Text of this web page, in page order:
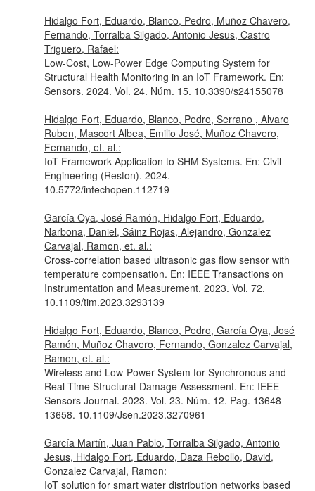
Hidalgo Fort, Eduardo, Blanco, Pedro, Muñoz Chavero,
Fernando, Torralba Silgado, Antonio Jesus, Castro
Triguero, Rafael:
Low-Cost, Low-Power Edge Computing System for
Structural Health Monitoring in an IoT Framework. En:
Sensors. 2024. Vol. 24. Núm. 15. 10.3390/s24155078
Hidalgo Fort, Eduardo, Blanco, Pedro, Serrano , Alvaro
Ruben, Mascort Albea, Emilio José, Muñoz Chavero,
Fernando, et. al.:
IoT Framework Application to SHM Systems. En: Civil
Engineering (Reston). 2024.
10.5772/intechopen.112719
García Oya, José Ramón, Hidalgo Fort, Eduardo,
Narbona, Daniel, Sáinz Rojas, Alejandro, Gonzalez
Carvajal, Ramon, et. al.:
Cross-correlation based ultrasonic gas flow sensor with
temperature compensation. En: IEEE Transactions on
Instrumentation and Measurement. 2023. Vol. 72.
10.1109/tim.2023.3293139
Hidalgo Fort, Eduardo, Blanco, Pedro, García Oya, José
Ramón, Muñoz Chavero, Fernando, Gonzalez Carvajal,
Ramon, et. al.:
Wireless and Low-Power System for Synchronous and
Real-Time Structural-Damage Assessment. En: IEEE
Sensors Journal. 2023. Vol. 23. Núm. 12. Pag. 13648-
13658. 10.1109/Jsen.2023.3270961
García Martín, Juan Pablo, Torralba Silgado, Antonio
Jesus, Hidalgo Fort, Eduardo, Daza Rebollo, David,
Gonzalez Carvajal, Ramon:
IoT solution for smart water distribution networks based